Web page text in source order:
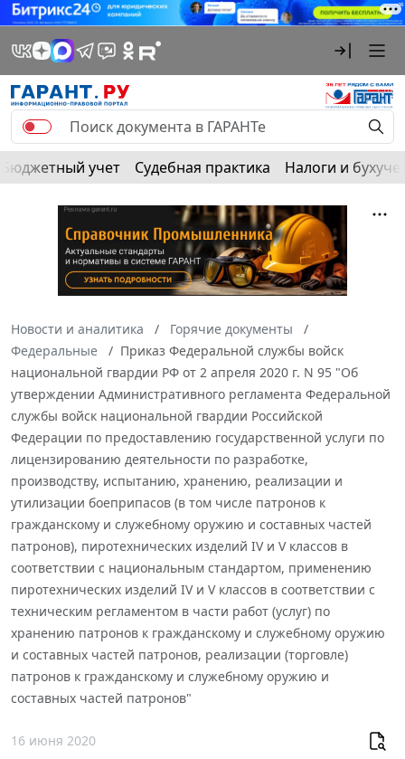
Бюджетный учет Судебная практика Налоги и
Новости и аналитика
Горячие документы
Федеральные
Приказ Федеральной службы войск
национальной гвардии РФ от 2 апреля 2020 г. N 95 "Об
утверждении Административного регламента Федеральной
службы войск национальной гвардии Российской
Федерации по предоставлению государственной услуги по
лицензированию деятельности по разработке,
производству, испытанию, хранению, реализации и
утилизации боеприпасов (в том числе патронов к
гражданскому и служебному оружию и составных частей
патронов), пиротехнических изделий IV и V классов в
соответствии с национальным стандартом, применению
пиротехнических изделий IV и V классов в соответствии с
техническим регламентом в части работ (услуг) по
хранению патронов к гражданскому и служебному оружию
и составных частей патронов, реализации (торговле)
патронов к гражданскому и служебному оружию и
составных частей патронов"
16 июня 2020